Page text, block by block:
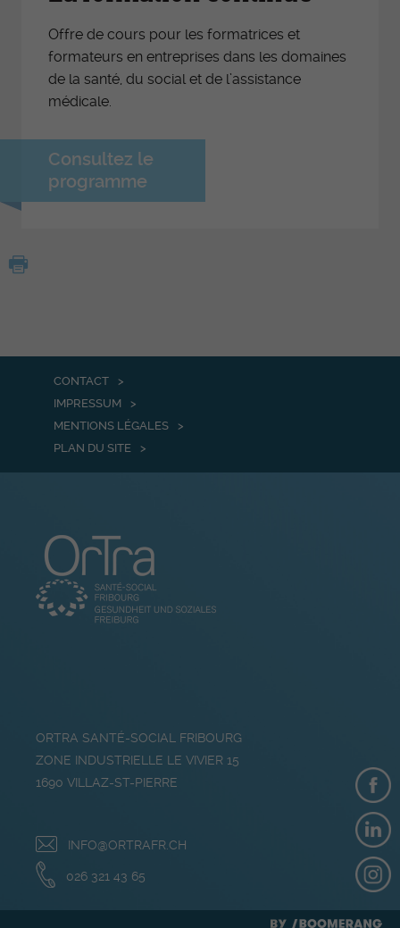
Offre de cours pour les formatrices et
formateurs en entreprises dans les domaines
de la santé, du social et de l’assistance
médicale.
Consultez le
programme
CONTACT
IMPRESSUM
MENTIONS LÉGALES
PLAN DU SITE
ORTRA SANTÉ-SOCIAL FRIBOURG
ZONE INDUSTRIELLE LE VIVIER 15
1690 VILLAZ-ST-PIERRE
INFO@ORTRAFR.CH
026 321 43 65